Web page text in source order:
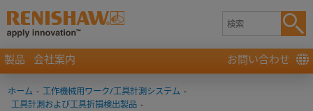
製品 会社案内 お問い合わせ
ホーム - 工作機械用ワーク/工具計測システム -
工具計測および工具折損検出製品 -